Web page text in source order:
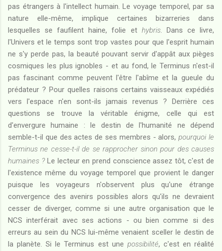
pas étrangers à l'intellect humain. Le voyage temporel, par sa
nature elle-même, implique certaines bizarreries dans
lesquelles se faufilent haine, folie et hybris. Dans ce livre,
l'Univers et le temps sont trop vastes pour que l'esprit humain
ne s'y perde pas, la beauté pouvant servir d'appât aux pièges
cosmiques les plus ignobles - et au fond, le Terminus n'est-il
pas fascinant comme peuvent l'être l'abîme et la gueule du
prédateur ? Pour quelles raisons certains vaisseaux expédiés
vers l'espace n'en sont-ils jamais revenus ? Derrière ces
questions se trouve la véritable énigme, celle qui est
d'envergure humaine : le destin de l'humanité ne dépend
semble-t-il que des actes de ses membres - alors,pourquoi le
Terminus ne cesse-t-il de se rapprocher sinon pour des causes
humaines ?Le lecteur en prend conscience assez tôt, c'est de
l'existence même du voyage temporel que provient le danger
puisque les voyageurs n'observent plus qu'une étrange
convergence des avenirs possibles alors qu'ils ne devraient
cesser de diverger, comme si une autre organisation que le
NCS interférait avec ses actions - ou bien comme si des
erreurs au sein du NCS lui-même venaient sceller le destin de
la planète. Si le Terminus est une possibilité, c'est en réalité